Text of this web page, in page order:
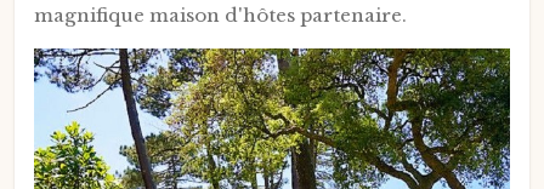
magnifique maison d'hôtes partenaire.